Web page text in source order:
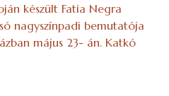
készült Fatia Negra
nagyszínpadi bemutatója
május 23- án. Katkó